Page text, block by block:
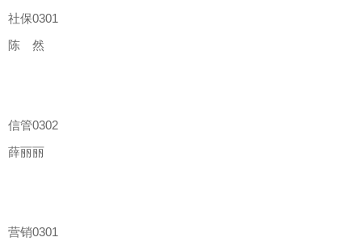
社保0301
陈 然
信管0302
薛丽丽
营销0301